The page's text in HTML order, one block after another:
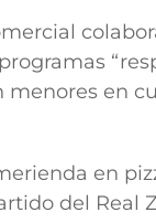
menores en
en
del Real